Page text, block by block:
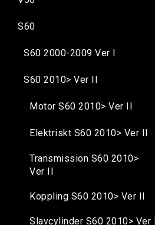
S60
S60 2000-2009 Ver I
S60 2010> Ver II
Motor S60 2010> Ver II
Elektriskt S60 2010> Ver II
Transmission S60 2010>
Ver II
Koppling S60 2010> Ver II
Slavcylinder S60 2010> Ver II